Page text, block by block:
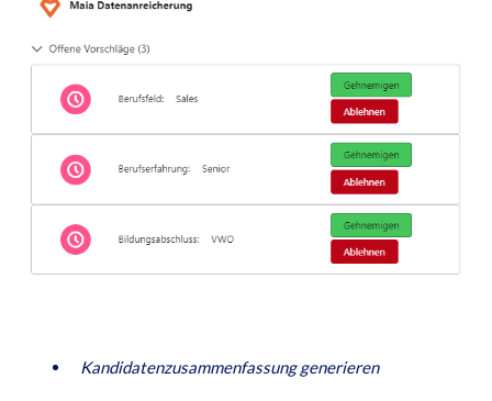
Kandidatenzusammenfassung generieren